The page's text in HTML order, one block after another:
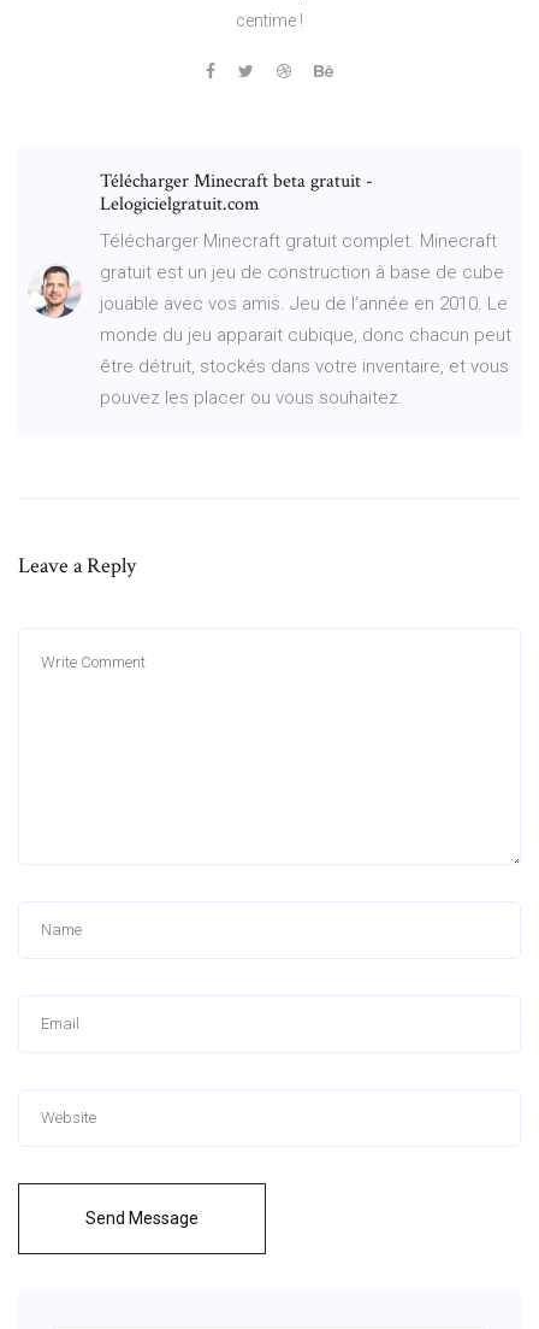
centime !
Télécharger Minecraft beta gratuit -
Lelogicielgratuit.com
Télécharger Minecraft gratuit complet. Minecraft
gratuit est un jeu de construction à base de cube
jouable avec vos amis. Jeu de l’année en 2010. Le
monde du jeu apparait cubique, donc chacun peut
être détruit, stockés dans votre inventaire, et vous
pouvez les placer ou vous souhaitez.
Leave a Reply
Send Message